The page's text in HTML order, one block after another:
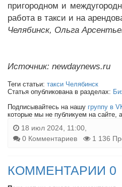
пригородном и
работа в такси и на
Челябинск, Ольга
Источник: newdaynews.ru
Теги статьи: такси Челябинск
Статья опубликована в разделах:
Подписывайтесь на нашу группу в
которые мы не публикуем на сайте,
18 июл 2024, 11:00,
0 Комментариев
1 136
КОММЕНТАРИИ 0